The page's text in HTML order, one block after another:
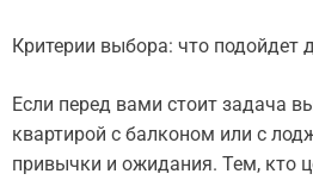
Критерии выбора: что подойдет
Если перед вами стоит задача
квартирой с балконом или с
привычки и ожидания. Тем, кто